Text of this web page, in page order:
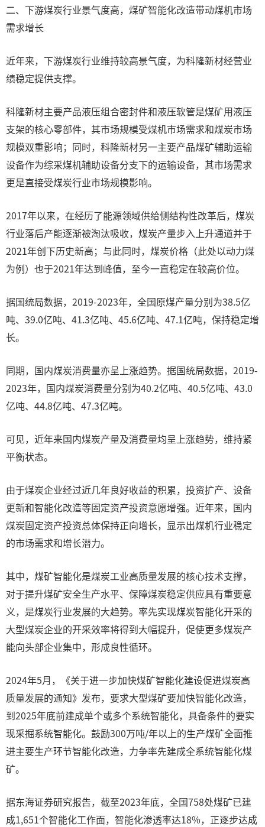
二、下游煤炭行业景气度高，煤矿智能化改造带动煤机市场
需求增长
近年来，下游煤炭行业维持较高景气度，为科隆新材经营业
绩稳定提供支撑。
科隆新材主要产品液压组合密封件和液压软管是煤矿用液压
支架的核心零部件，其市场规模受煤机市场需求和煤炭市场
规模双重影响；同时，科隆新材另一主要产品煤矿辅助运输
设备作为综采煤机辅助设备分支下的运输设备，其市场需求
更是直接受煤炭行业市场规模影响。
2017年以来，在经历了能源领域供给侧结构性改革后，煤炭
行业落后产能逐渐被淘汰吸收，煤炭产量步入上升通道并于
2021年创下历史新高；与此同时，煤炭价格（此处以动力煤
为例）也于2021年达到峰值，至今一直稳定在较高价位。
据国统局数据，2019-2023年，全国原煤产量分别为38.5亿
吨、39.0亿吨、41.3亿吨、45.6亿吨、47.1亿吨，保持稳定增
长。
同期，国内煤炭消费量亦呈上涨趋势。据国统局数据，2019-
2023年，国内煤炭消费量分别为40.2亿吨、40.5亿吨、43.0
亿吨、44.8亿吨、47.3亿吨。
可见，近年来国内煤炭产量及消费量均呈上涨趋势，维持紧
平衡状态。
由于煤炭企业经过近几年良好收益的积累，投资扩产、设备
更新和智能化改造等固定资产投资意愿增强。近年来，国内
煤炭固定资产投资总体保持正向增长，显示出煤机行业稳定
的市场需求和增长潜力。
其中，煤矿智能化是煤炭工业高质量发展的核心技术支撑，
对于提升煤矿安全生产水平、保障煤炭稳定供应具有重要意
义，是煤炭行业发展的大趋势。率先实现煤炭智能化开采的
大型煤炭企业的开采效率将得到大幅提升，促使更多煤炭产
能向头部企业集中，形成良性循环。
2024年5月，《关于进一步加快煤矿智能化建设促进煤炭高
质量发展的通知》发布，要求大型煤矿要加快智能化改造，
到2025年底前建成单个或多个系统智能化，具备条件的要实
现采掘系统智能化。鼓励300万吨/年以上的生产煤矿全面推
进主要生产环节智能化改造，力争率先建成全系统智能化煤
矿。
据东海证券研究报告，截至2023年底，全国758处煤矿已建
成1,651个智能化工作面，智能化渗透率达18%，正逐步达成